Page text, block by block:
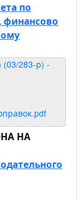
по
финансово
283-р) -
НА